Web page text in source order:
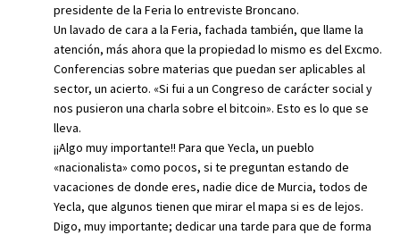
presidente de la Feria lo entreviste Broncano.
Un lavado de cara a la Feria, fachada también, que llame la
atención, más ahora que la propiedad lo mismo es del Excmo.
Conferencias sobre materias que puedan ser aplicables al
sector, un acierto. «Si fui a un Congreso de carácter social y
nos pusieron una charla sobre el bitcoin». Esto es lo que se
lleva.
¡¡Algo muy importante!! Para que Yecla, un pueblo
«nacionalista» como pocos, si te preguntan estando de
vacaciones de donde eres, nadie dice de Murcia, todos de
Yecla, que algunos tienen que mirar el mapa si es de lejos.
Digo, muy importante; dedicar una tarde para que de forma